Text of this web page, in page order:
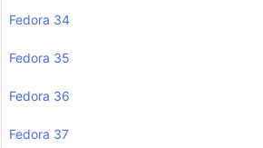
Fedora 34
Fedora 35
Fedora 36
Fedora 37